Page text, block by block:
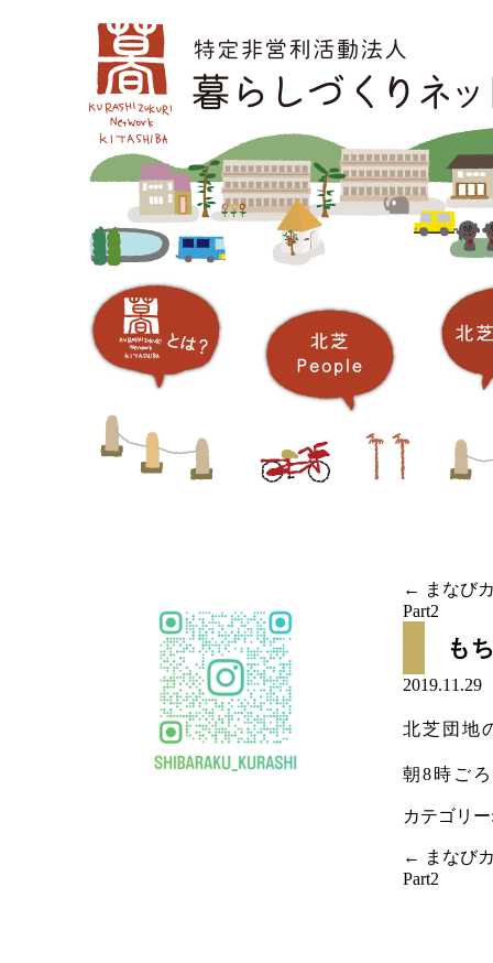
メインメニュー
コ
ン
テ
投稿
ナビ
ゲー
ショ
ン
← まなび
Part2
も
2019.11.29
北芝団地
朝8時ご
カテゴリ
投稿
← まなび
Part2